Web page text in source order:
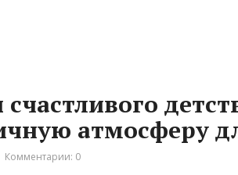
атмосферу
Комментарии: 0